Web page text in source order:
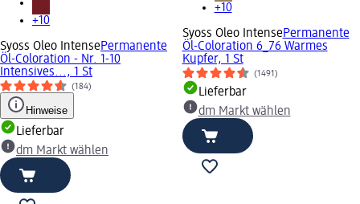
+10
Syoss Oleo IntensePermanente
Öl-Coloration - Nr. 1-10
Intensives..., 1 St
(184)
Hinweise
Lieferbar
dm Markt wählen
+10
Syoss Oleo IntensePermanente
Öl-Coloration 6_76 Warmes
Kupfer, 1 St
(1491)
Lieferbar
dm Markt wählen